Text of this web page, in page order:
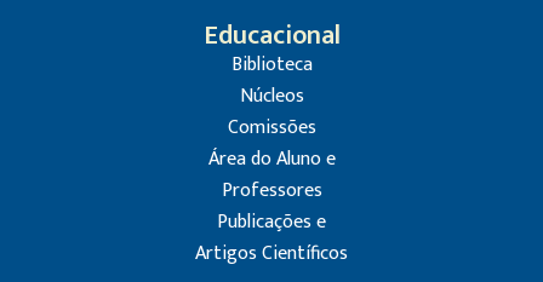
Educacional
Biblioteca
Núcleos
Comissões
Área do Aluno e
Professores
Publicações e
Artigos Científicos